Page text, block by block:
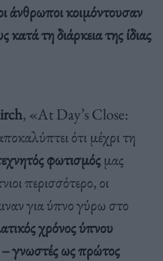
άνθρωποι κοιμόντουσαν
τη διάρκεια της ίδιας
, «At Day’s Close:
ότι μέχρι τη
φωτισμός μας
περισσότερο, οι
για ύπνο γύρω στο
χρόνος ύπνου
– γνωστές ως πρώτος